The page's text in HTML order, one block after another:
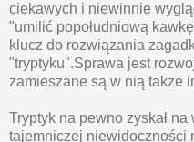
ciekawych i niewinnie
"umilić popołudniową
klucz do rozwiązania
"tryptyku".Sprawa jest
zamieszane są w nią takze
Tryptyk na pewno zyskał
tajemniczej niewidoczności